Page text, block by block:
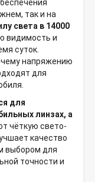
так и на
света в 14000
видимость и
суток.
напряжению
для
для
линзах, а
чёткую свето-
качество
выбором для
точности и